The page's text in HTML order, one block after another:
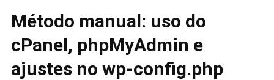
Método manual: uso do
cPanel, phpMyAdmin e
ajustes no wp-config.php